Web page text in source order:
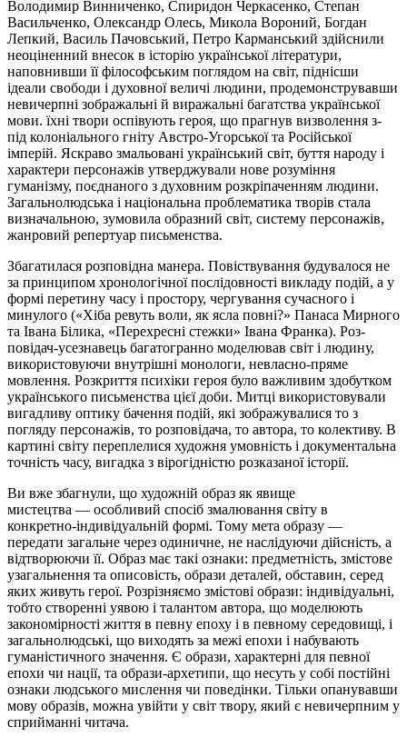
Володимир Винниченко, Спиридон Черкасенко, Степан
Васильченко, Олександр Олесь, Микола Вороний, Богдан
Лепкий, Василь Пачовський, Петро Карманський здійснили
неоціненний внесок в історію української літератури,
наповнивши її філософським поглядом на світ, піднісши
ідеали свободи і духовної величі людини, продемонструвавши
невичерпні зображальні й виражальні багатства української
мови. їхні твори оспівують героя, що прагнув визволення з-
під колоніального гніту Австро-Угорської та Російської
імперій. Яскраво змальовані український світ, буття народу і
характери персонажів утверджували нове розуміння
гуманізму, поєднаного з духовним розкріпаченням людини.
Загальнолюдська і національна проблематика творів стала
визначальною, зумовила образний світ, систему персонажів,
жанровий репертуар письменства.
Збагатилася розповідна манера. Повіствування будувалося не
за принципом хронологічної послідовності викладу подій, а у
формі перетину часу і простору, чергування сучасного і
минулого («Хіба ревуть воли, як ясла повні?» Панаса Мирного
та Івана Білика, «Перехресні стежки» Івана Франка). Роз-
повідач-усезнавець багатогранно моделював світ і людину,
використовуючи внутрішні монологи, невласно-пряме
мовлення. Розкриття психіки героя було важливим здобутком
українського письменства цієї доби. Митці використовували
вигадливу оптику бачення подій, які зображувалися то з
погляду персонажів, то розповідача, то автора, то колективу. В
картині світу переплелися художня умовність і документальна
точність часу, вигадка з вірогідністю розказаної історії.
Ви вже збагнули, що художній образ як явище
мистецтва — особливий спосіб змалювання світу в
конкретно-індивідуальній формі. Тому мета образу —
передати загальне через одиничне, не наслідуючи дійсність, а
відтворюючи її. Образ має такі ознаки: предметність, змістове
узагальнення та описовість, образи деталей, обставин, серед
яких живуть герої. Розрізняємо змістові образи: індивідуальні,
тобто створенні уявою і талантом автора, що моделюють
закономірності життя в певну епоху і в певному середовищі, і
загальнолюдські, що виходять за межі епохи і набувають
гуманістичного значення. Є образи, характерні для певної
епохи чи нації, та образи-архетипи, що несуть у собі постійні
ознаки людського мислення чи поведінки. Тільки опанувавши
мову образів, можна увійти у світ твору, який є невичерпним у
сприйманні читача.